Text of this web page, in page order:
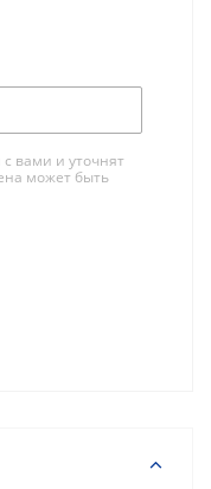
вами и уточнят
может быть